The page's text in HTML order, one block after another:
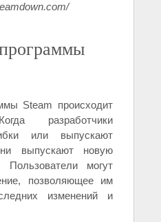
Steam происходит
разработчики
или выпускают
выпускают новую
могут
позволяющее им
изменений и